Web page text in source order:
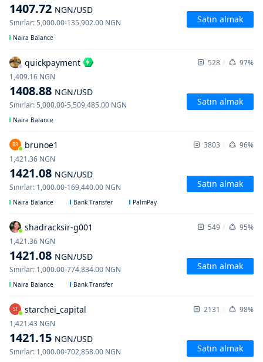
1407.72 NGN/USD
Sınırlar:5,000.00-135,902.00 NGN Satın almak
Naira Balance
quickpayment 528 97%
1408.88 NGN/USD
1,409.16 NGN
Sınırlar:5,000.00-5,509,485.00 NGN Satın almak
Naira Balance
BR brunoe1 3803 96%
1421.08 NGN/USD
1,421.36 NGN
Sınırlar: 1,000.00-169,440.00 NGN Satın almak
Naira Balance Bank Transfer PalmPay
shadracksir-g001 549 95%
1421.08 NGN/USD
1,421.36 NGN
Sınırlar: 1,000.00-774,834.00 NGN Satın almak
Naira Balance Bank Transfer
ST starchei_capital 2131 98%
1421.15 NGN/USD
1,421.43 NGN
Sınırlar: 1,000.00-702,858.00 NGN Satın almak